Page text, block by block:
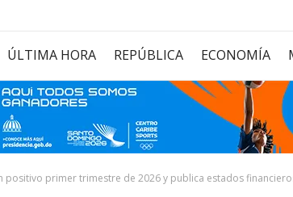
ÚLTIMA HORA REPÚBLICA ECONOMÍA
positivo primer trimestre de 2026 y publica estados